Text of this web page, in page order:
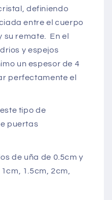
definiendo
entre el cuerpo
su remate. En el
y espejos
un espesor de 4
perfectamente el
tipo de
puertas
de uña de 0.5cm y
1.5cm, 2cm,